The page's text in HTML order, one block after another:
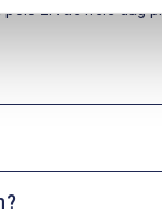
zit de hele dag